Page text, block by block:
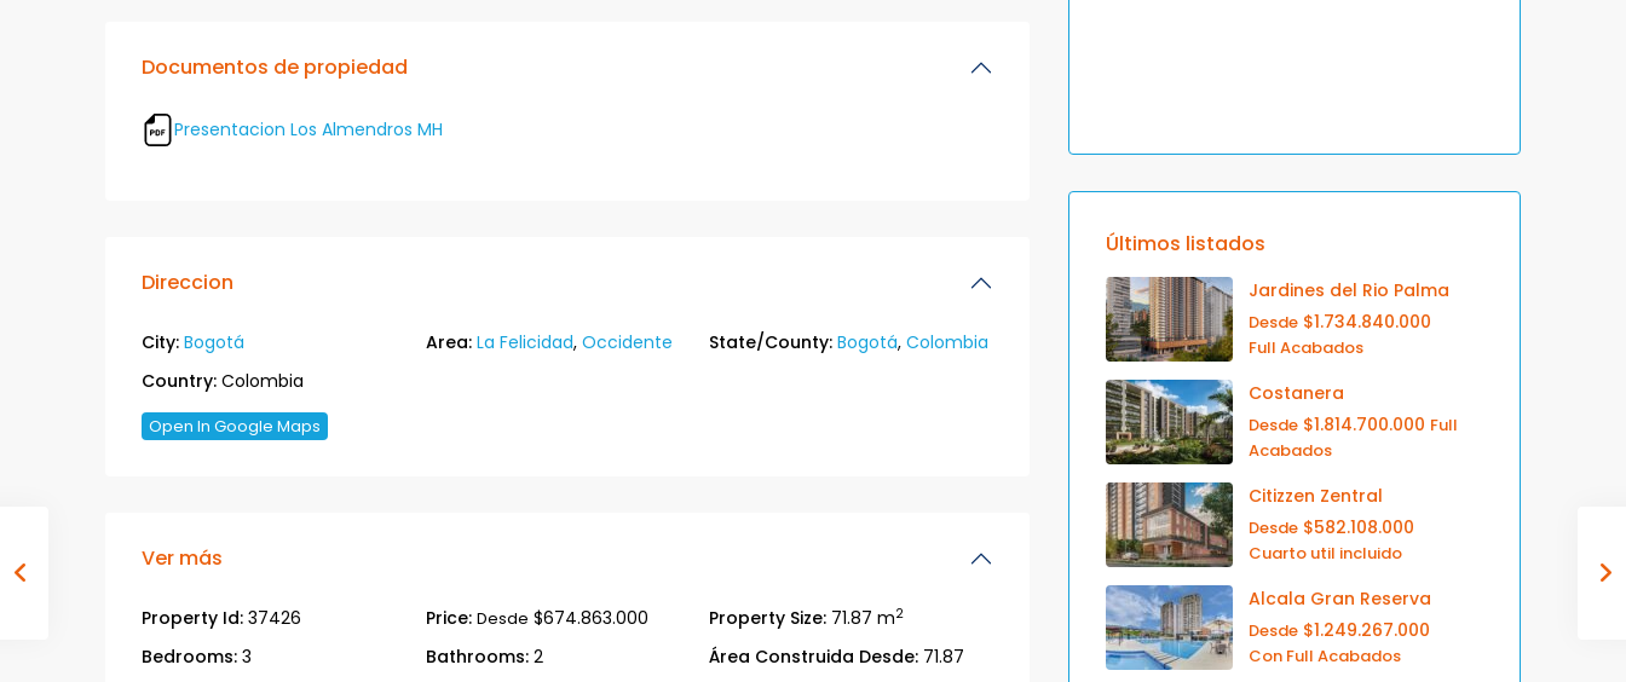
Documentos de propiedad
Presentacion Los Almendros MH
Direccion
City: Bogotá Area: La Felicidad, Occidente State/County: Bogotá,Colombia
Country: Colombia
Open In Google Maps
Ver más
Property Id: 37426 Price: Desde $674.863.000 Property Size: 71.87 m2
Bedrooms: 3 Bathrooms:2 Área Construida Desde: 71.87
Últimos listados
Jardines del Rio Palma
Desde $1.734.840.000
Full Acabados
Costanera
Desde $1.814.700.000 Full
Acabados
Citizzen Zentral
Desde $582.108.000
Cuarto util incluido
Alcala Gran Reserva
Desde $1.249.267.000
Con Full Acabados